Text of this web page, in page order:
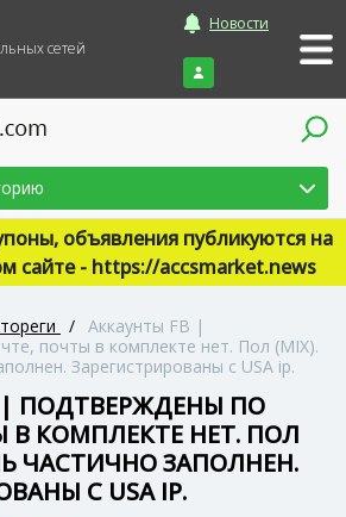
сетей
Новости
Войти
объявления публикуются на
сайте - https://accsmarket.news
/ Аккаунты FB |
почты в комплекте нет. Пол (MIX).
Зарегистрированы с USA ip.
| ПОДТВЕРЖДЕНЫ ПО
В КОМПЛЕКТЕ НЕТ. ПОЛ
ЧАСТИЧНО ЗАПОЛНЕН.
С USA IP.